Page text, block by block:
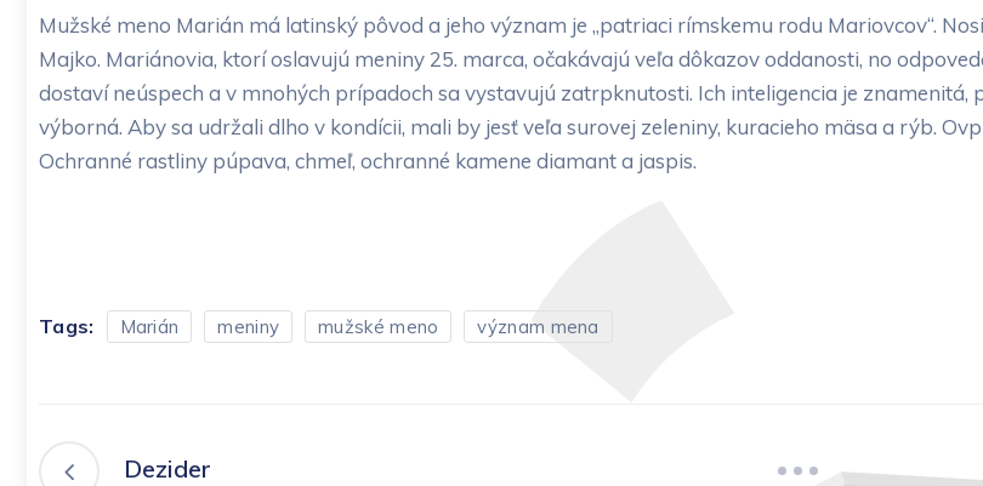
Mužské meno Marián má latinský pôvod a jeho význam je „patriaci rímskemu rodu Mariovcov“.
Majko. Mariánovia, ktorí oslavujú meniny 25. marca, očakávajú veľa dôkazov oddanosti, no
dostaví neúspech a v mnohých prípadoch sa vystavujú zatrpknutosti. Ich inteligencia je
výborná. Aby sa udržali dlho v kondícii, mali by jesť veľa surovej zeleniny, kuracieho mäsa a rýb.
Ochranné rastliny púpava, chmeľ, ochranné kamene diamant a jaspis.
Tags: Marián meniny mužské meno význam mena
Dezider